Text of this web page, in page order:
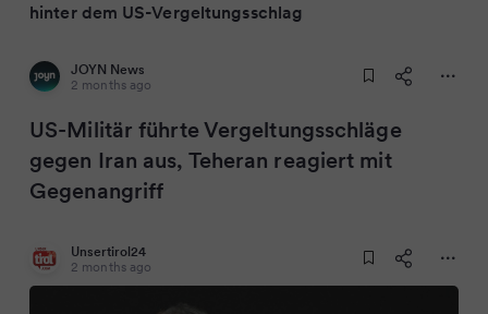
hinter dem US-Vergeltungsschlag
JOYN News
2 months ago
US-Militär führte Vergeltungsschläge
gegen Iran aus, Teheran reagiert mit
Gegenangriff
Unsertirol24
2 months ago